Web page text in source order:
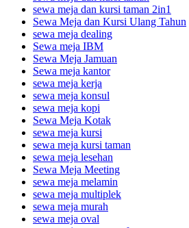
sewa meja dan kursi taman 2in1
Sewa Meja dan Kursi Ulang Tahun
sewa meja dealing
Sewa meja IBM
Sewa Meja Jamuan
Sewa meja kantor
sewa meja kerja
sewa meja konsul
sewa meja kopi
Sewa Meja Kotak
sewa meja kursi
sewa meja kursi taman
sewa meja lesehan
Sewa Meja Meeting
sewa meja melamin
sewa meja multiplek
sewa meja murah
sewa meja oval